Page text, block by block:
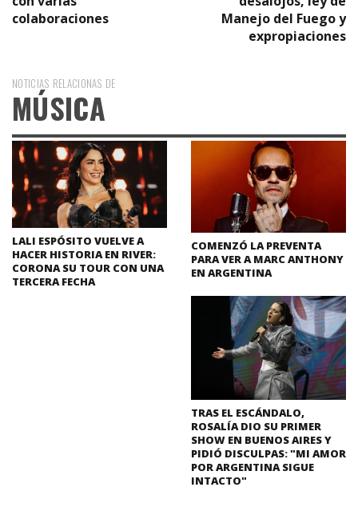
colaboraciones
Manejo del Fuego y
expropiaciones
NOTICIAS RELACIONAS DE
MÚSICA
LALI ESPÓSITO VUELVE A
HACER HISTORIA EN RIVER:
CORONA SU TOUR CON UNA
TERCERA FECHA
COMENZÓ LA PREVENTA
PARA VER A MARC ANTHONY
EN ARGENTINA
TRAS EL ESCÁNDALO,
ROSALÍA DIO SU PRIMER
SHOW EN BUENOS AIRES Y
PIDIÓ DISCULPAS: "MI AMOR
POR ARGENTINA SIGUE
INTACTO"